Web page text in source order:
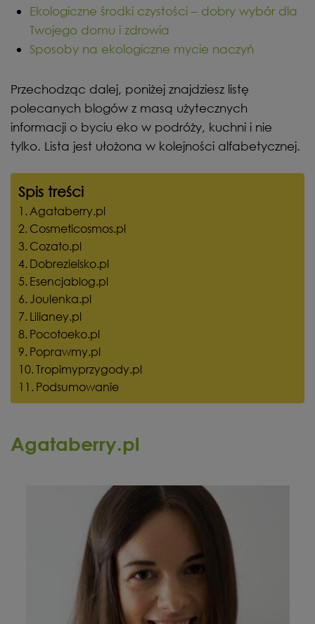
Ekologiczne środki czystości – dobry wybór dla
Twojego domu i zdrowia
Sposoby na ekologiczne mycie naczyń
Przechodząc dalej, poniżej znajdziesz listę
polecanych blogów z masą użytecznych
informacji o byciu eko w podróży, kuchni i nie
tylko. Lista jest ułożona w kolejności alfabetycznej.
Spis treści
Agataberry.pl
Cosmeticosmos.pl
Cozato.pl
Dobrezielsko.pl
Esencjablog.pl
Joulenka.pl
Lilianey.pl
Pocotoeko.pl
Poprawmy.pl
Tropimyprzygody.pl
Podsumowanie
Agataberry.pl